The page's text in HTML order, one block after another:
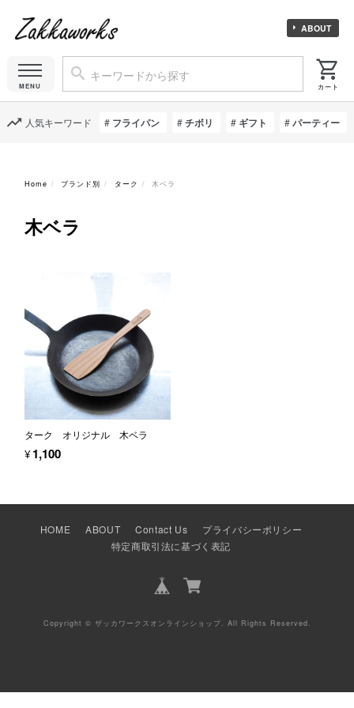
ABOUT
人気キーワード フライパン チボリ ギフト パーティー
Home ブランド別 ターク 木ベラ
木ベラ
ターク オリジナル 木ベラ
¥1,100
HOME ABOUT Contact Us
プライバシーポリシー
特定商取引法に基づく表記
Copyright © ザッカワークスオンラインショップ. All Rights Reserved.